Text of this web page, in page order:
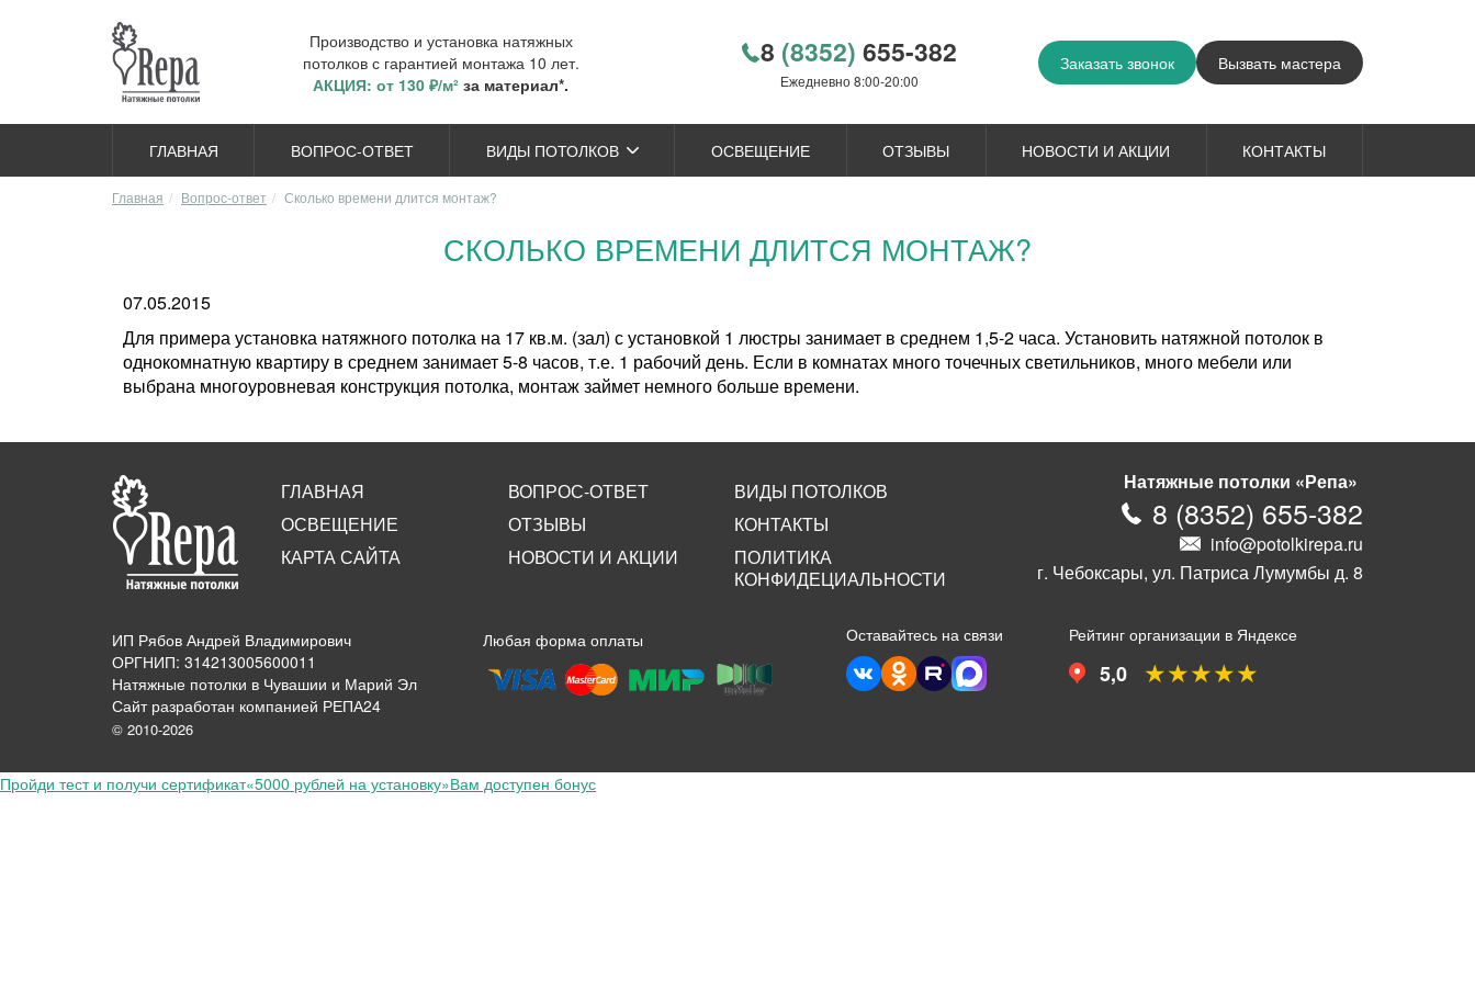
Производство и установка натяжных
потолков с гарантией монтажа 10 лет.
АКЦИЯ: от 130 ₽/м² за материал*.
8 (8352) 655-382
Ежедневно 8:00-20:00
Заказать звонок Вызвать мастера
ГЛАВНАЯ ВОПРОС-ОТВЕТ ВИДЫ ПОТОЛКОВ ОСВЕЩЕНИЕ ОТЗЫВЫ НОВОСТИ И АКЦИИ КОНТАКТЫ
Главная Вопрос-ответ Сколько времени длится монтаж?
СКОЛЬКО ВРЕМЕНИ ДЛИТСЯ МОНТАЖ?
07.05.2015
Для примера установка натяжного потолка на 17 кв.м. (зал) с установкой 1 люстры занимает в среднем 1,5-2 часа. Установить натяжной потолок в
однокомнатную квартиру в среднем занимает 5-8 часов, т.е. 1 рабочий день. Если в комнатах много точечных светильников, много мебели или
выбрана многоуровневая конструкция потолка, монтаж займет немного больше времени.
Натяжные потолки «Репа»
8 (8352) 655-382
info@potolkirepa.ru
г. Чебоксары, ул. Патриса Лумумбы д. 8
ГЛАВНАЯ ВОПРОС-ОТВЕТ
ВИДЫ ПОТОЛКОВ
ОСВЕЩЕНИЕ
ОТЗЫВЫ
КОНТАКТЫ
КАРТА САЙТА
НОВОСТИ И АКЦИИ
ПОЛИТИКА
КОНФИДЕЦИАЛЬНОСТИ
ИП Рябов Андрей Владимирович
ОРГНИП: 314213005600011
Натяжные потолки в Чувашии и Марий Эл
Сайт разработан компанией РЕПА24
© 2010-2026
Любая форма оплаты Оставайтесь на связи Рейтинг организации в Яндексе
5,0 ★★★★★
Пройди тест и получи сертификат«5000 рублей на установку»Вам доступен бонус